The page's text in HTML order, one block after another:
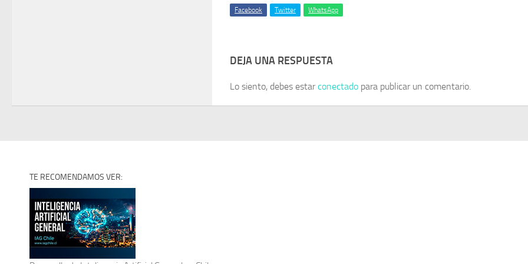
Facebook Twitter WhatsApp
DEJA UNA RESPUESTA
Lo siento, debes estarconectado para publicar un comentario.
TE RECOMENDAMOS VER: